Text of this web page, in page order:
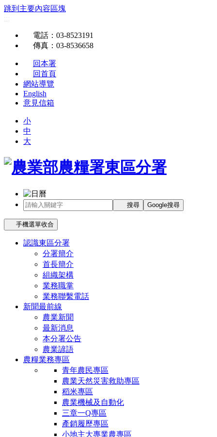
跳到主要內容區塊
電話 ：03-8523191
傳真 ：03-8536658
回本署
回首頁
網站導覽
English
意見信箱
小
中
大
搜尋 Google搜尋
手機選單收合
認識東區分署
分署簡介
首長簡介
組織架構
業務職掌
業務聯繫電話
新聞最前線
農業新聞
最新消息
本分署公告
農業諺語
農糧業務專區
青年農民專區
農業天然災害救助專區
稻米專區
農業機械及自動化
三章一Q專區
產銷履歷專區
小地主大專業農專區